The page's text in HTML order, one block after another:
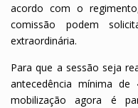
acordo com o
comissão podem
extraordinária.
Para que a sessão seja
antecedência mínima
mobilização agora é